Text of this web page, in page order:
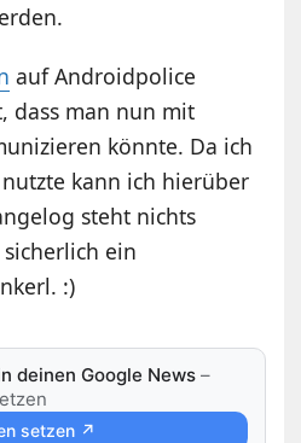
auf Androidpolice
dass man nun mit
könnte. Da ich
kann ich hierüber
steht nichts
ein
:)
deinen Google News –
setzen ↗